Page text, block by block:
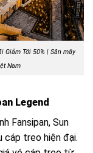
Giảm Tới 50% | Săn mây
Nam
Legend
Fansipan, Sun
cáp treo hiện đại.